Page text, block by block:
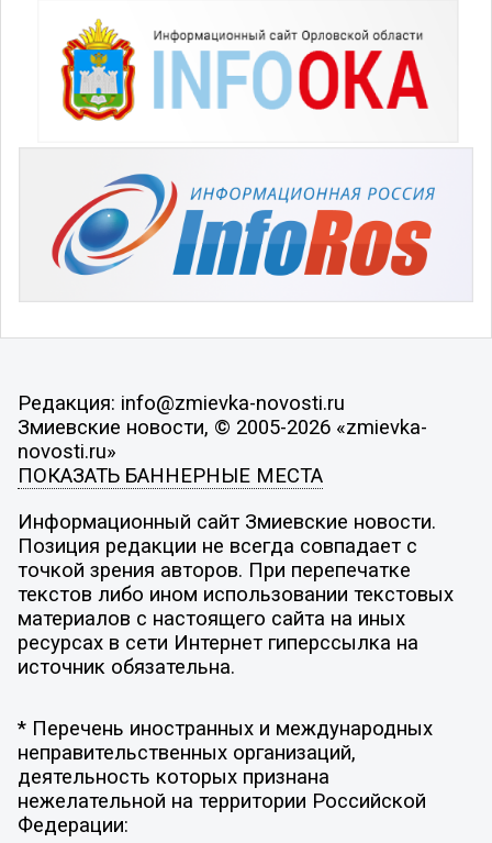
Редакция: info@zmievka-novosti.ru
Змиевские новости, © 2005-2026 «zmievka-
novosti.ru»
ПОКАЗАТЬ БАННЕРНЫЕ МЕСТА
Информационный сайт Змиевские новости.
Позиция редакции не всегда совпадает с
точкой зрения авторов. При перепечатке
текстов либо ином использовании текстовых
материалов с настоящего сайта на иных
ресурсах в сети Интернет гиперссылка на
источник обязательна.
* Перечень иностранных и международных
неправительственных организаций,
деятельность которых признана
нежелательной на территории Российской
Федерации: